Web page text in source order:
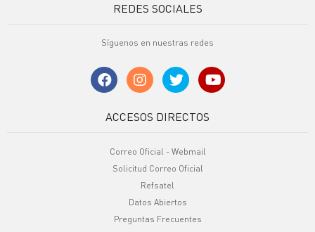
REDES SOCIALES
Síguenos en nuestras redes
ACCESOS DIRECTOS
Correo Oficial - Webmail
Solicitud Correo Oficial
Refsatel
Datos Abiertos
Preguntas Frecuentes